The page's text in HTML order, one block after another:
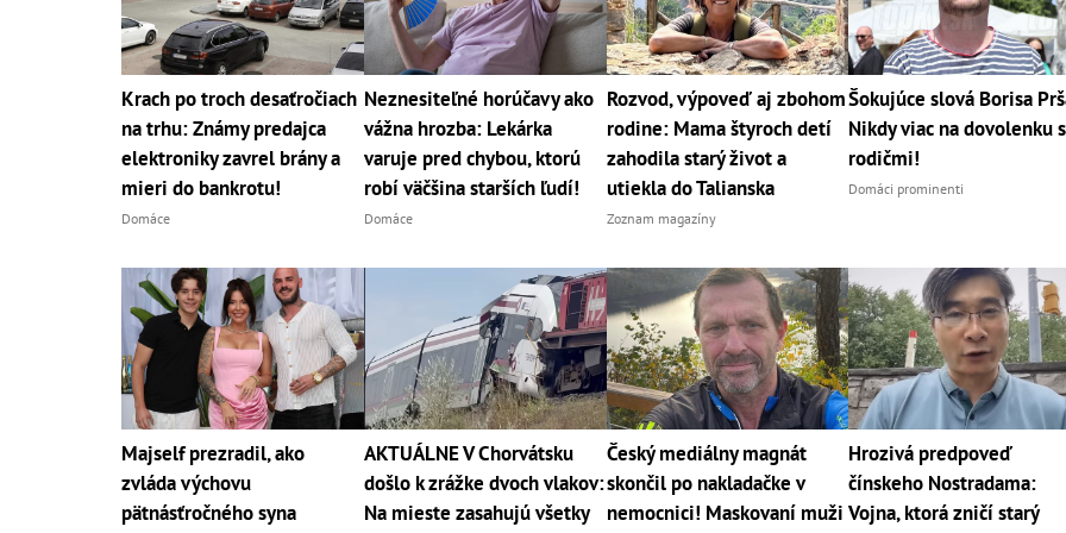
Krach po troch desaťročiach
na trhu: Známy predajca
elektroniky zavrel brány a
mieri do bankrotu!
Domáce
Neznesiteľné horúčavy ako
vážna hrozba: Lekárka
varuje pred chybou, ktorú
robí väčšina starších ľudí!
Domáce
Rozvod, výpoveď aj zbohom
rodine: Mama štyroch detí
zahodila starý život a
utiekla do Talianska
Zoznam magazíny
Šokujúce slová Borisa
Nikdy viac na dovolenku s
rodičmi!
Domáci prominenti
Majself prezradil, ako
zvláda výchovu
pätnásťročného syna
AKTUÁLNE V Chorvátsku
došlo k zrážke dvoch vlakov:
Na mieste zasahujú všetky
Český mediálny magnát
skončil po nakladačke v
nemocnici! Maskovaní muži
Hrozivá predpoveď
čínskeho Nostradama:
Vojna, ktorá zničí starý